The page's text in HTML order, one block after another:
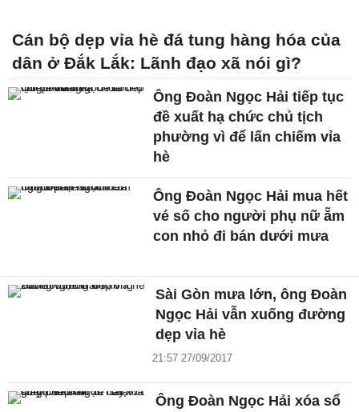
Cán bộ dẹp vỉa hè đá tung hàng hóa của
dân ở Đắk Lắk: Lãnh đạo xã nói gì?
Ông Đoàn Ngọc Hải tiếp tục
đề xuất hạ chức chủ tịch
phường vì để lấn chiếm vỉa
hè
Ông Đoàn Ngọc Hải mua hết
vé số cho người phụ nữ ẵm
con nhỏ đi bán dưới mưa
Sài Gòn mưa lớn, ông Đoàn
Ngọc Hải vẫn xuống đường
dẹp vỉa hè
21:57 27/09/2017
Ông Đoàn Ngọc Hải xóa sổ